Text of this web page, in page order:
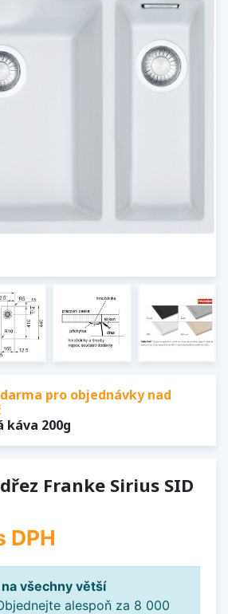
pro objednávky nad
káva 200g
Franke Sirius SID
DPH
na všechny větší
alespoň za 8 000